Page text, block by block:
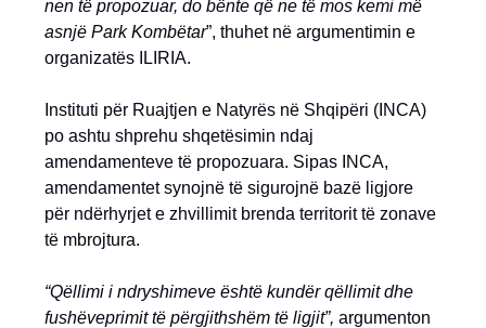
nen të propozuar, do bënte që ne të mos kemi më
asnjë Park Kombëtar”, thuhet në argumentimin e
organizatës ILIRIA.
Instituti për Ruajtjen e Natyrës në Shqipëri (INCA)
po ashtu shprehu shqetësimin ndaj
amendamenteve të propozuara. Sipas INCA,
amendamentet synojnë të sigurojnë bazë ligjore
për ndërhyrjet e zhvillimit brenda territorit të zonave
të mbrojtura.
“Qëllimi i ndryshimeve është kundër qëllimit dhe
fushëveprimit të përgjithshëm të ligjit”, argumenton